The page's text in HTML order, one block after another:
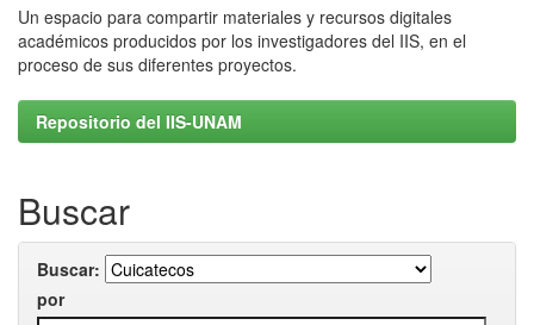
Un espacio para compartir materiales y recursos digitales
académicos producidos por los investigadores del IIS, en el
proceso de sus diferentes proyectos.
Repositorio del IIS-UNAM
Buscar
Buscar:
por